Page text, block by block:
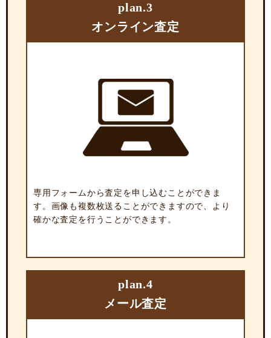
plan.3
オンライン査定
専用フォームから査定を申し込むことができま
す。画像も複数枚送ることができますので、より
確かな査定を行うことができます。
plan.4
メール査定